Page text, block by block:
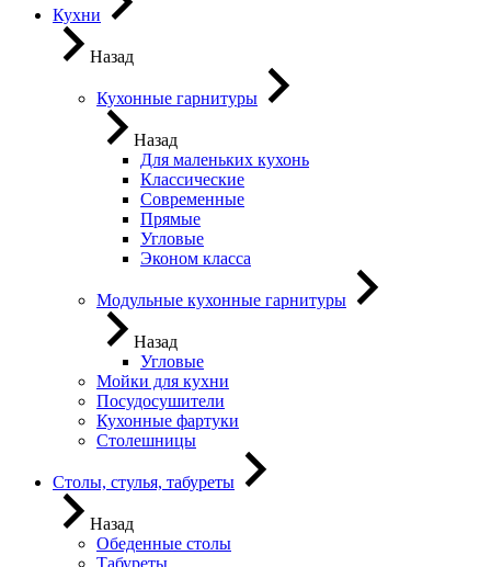
Кухни
Назад
Кухонные гарнитуры
Назад
Для маленьких кухонь
Классические
Современные
Прямые
Угловые
Эконом класса
Модульные кухонные гарнитуры
Назад
Угловые
Мойки для кухни
Посудосушители
Кухонные фартуки
Столешницы
Столы, стулья, табуреты
Назад
Обеденные столы
Табуреты